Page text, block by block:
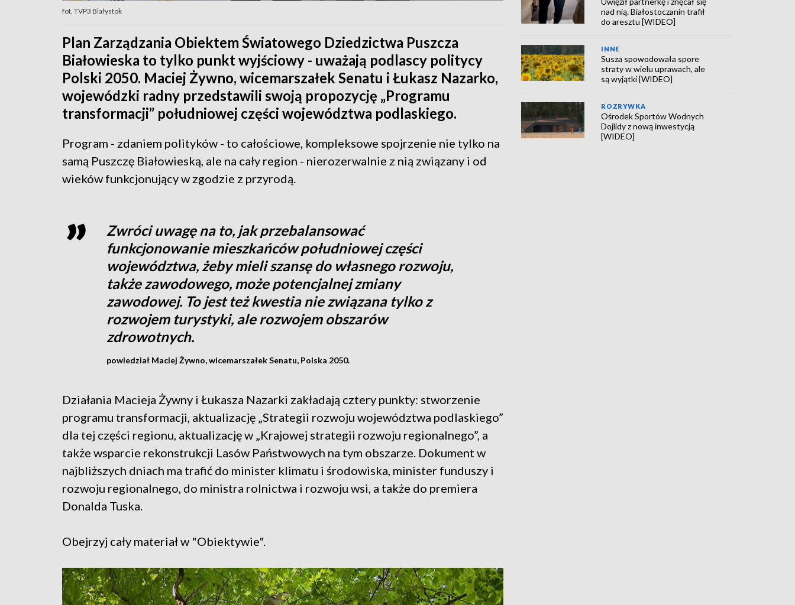
fot. TVP3 Białystok
Plan Zarządzania Obiektem Światowego Dziedzictwa Puszcza
Białowieska to tylko punkt wyjściowy - uważają podlascy politycy
Polski 2050. Maciej Żywno, wicemarszałek Senatu i Łukasz Nazarko,
wojewódzki radny przedstawili swoją propozycję „Programu
transformacji” południowej części województwa podlaskiego.
Program - zdaniem polityków - to całościowe, kompleksowe spojrzenie nie tylko na
samą Puszczę Białowieską, ale na cały region - nierozerwalnie z nią związany i od
wieków funkcjonujący w zgodzie z przyrodą.
Zwróci uwagę na to, jak przebalansować
funkcjonowanie mieszkańców południowej części
województwa, żeby mieli szansę do własnego rozwoju,
także zawodowego, może potencjalnej zmiany
zawodowej. To jest też kwestia nie związana tylko z
rozwojem turystyki, ale rozwojem obszarów
zdrowotnych.
powiedział Maciej Żywno, wicemarszałek Senatu, Polska 2050.
Działania Macieja Żywny i Łukasza Nazarki zakładają cztery punkty: stworzenie
programu transformacji, aktualizację „Strategii rozwoju województwa podlaskiego”
dla tej części regionu, aktualizację w „Krajowej strategii rozwoju regionalnego”, a
także wsparcie rekonstrukcji Lasów Państwowych na tym obszarze. Dokument w
najbliższych dniach ma trafić do minister klimatu i środowiska, minister funduszy i
rozwoju regionalnego, do ministra rolnictwa i rozwoju wsi, a także do premiera
Donalda Tuska.
Obejrzyj cały materiał w "Obiektywie".
nad nią. Białostoczanin trafił
do aresztu [WIDEO]
INNE
Susza spowodowała spore
straty w wielu uprawach, ale
są wyjątki [WIDEO]
ROZRYWKA
Ośrodek Sportów Wodnych
Dojlidy z nową inwestycją
[WIDEO]